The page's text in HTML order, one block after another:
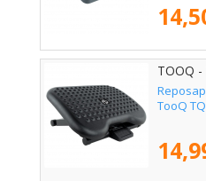
TOOQ -
TooQ